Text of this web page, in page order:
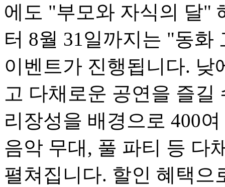
에도 "부모와 자식의 달"
터 8월 31일까지는 "동
이벤트가 진행됩니다.
고 다채로운 공연을 즐
리장성을 배경으로 400
음악 무대, 풀 파티 등 다
펼쳐집니다. 할인 혜택으